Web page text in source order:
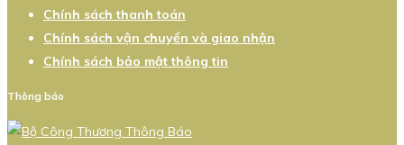
Chính sách thanh toán
Chính sách vận chuyển và giao nhận
Chính sách bảo mật thông tin
Thông báo